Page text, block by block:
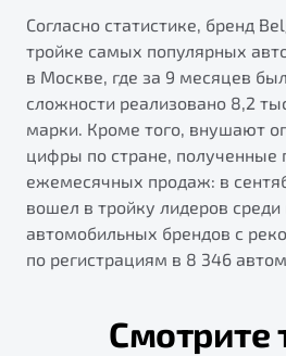
Обзор
Согласно статистике, бренд
тройке самых популярных
в Москве, где за 9 месяцев
сложности реализовано 8,2
марки. Кроме того, внушают
цифры по стране, полученные
ежемесячных продаж: в
вошел в тройку лидеров
автомобильных брендов с
по регистрациям в 8 346
Смотрите